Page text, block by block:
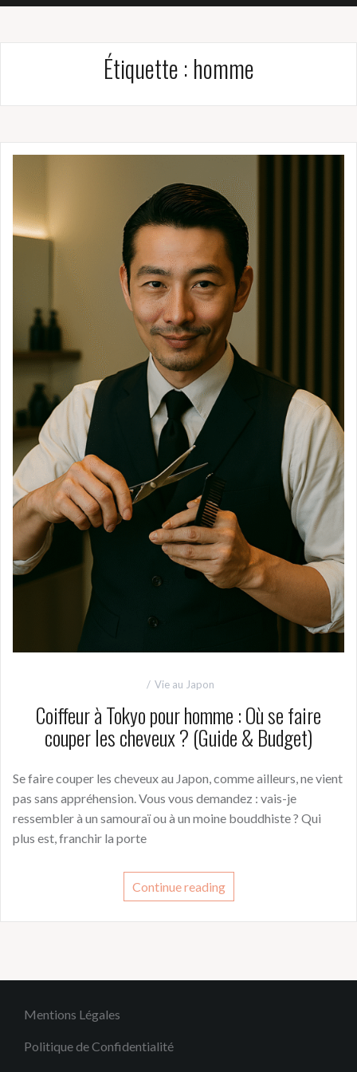
Étiquette : homme
Vie au Japon
Coiffeur à Tokyo pour homme : Où se faire
couper les cheveux ? (Guide & Budget)
Se faire couper les cheveux au Japon, comme ailleurs, ne vient
pas sans appréhension. Vous vous demandez : vais-je
ressembler à un samouraï ou à un moine bouddhiste ? Qui
plus est, franchir la porte
Continue reading
Mentions Légales
Politique de Confidentialité